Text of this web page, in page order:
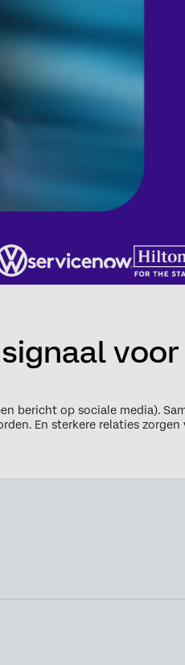
bericht op sociale media).
En sterkere relaties zorgen